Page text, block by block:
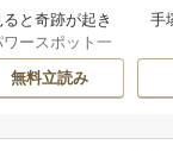
ると奇跡が起き
大願成就パワー
ポット巡り 1巻
ワースポット一
人旅
無料立読み
手